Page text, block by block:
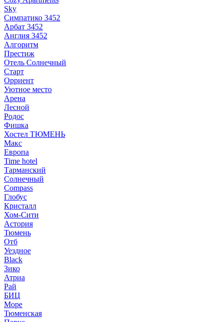
Sky
Симпатико 3452
Арбат 3452
Англия 3452
Алгоритм
Престиж
Отель Солнечный
Старт
Орриент
Уютное место
Арена
Лесной
Родос
Фишка
Хостел ТЮМЕНЬ
Макс
Европа
Time hotel
Тарманский
Солнечный
Compass
Глобус
Кристалл
Хом-Сити
Астория
Тюмень
Отб
Уездное
Black
Зико
Атриа
Рай
БИЦ
Море
Тюменская